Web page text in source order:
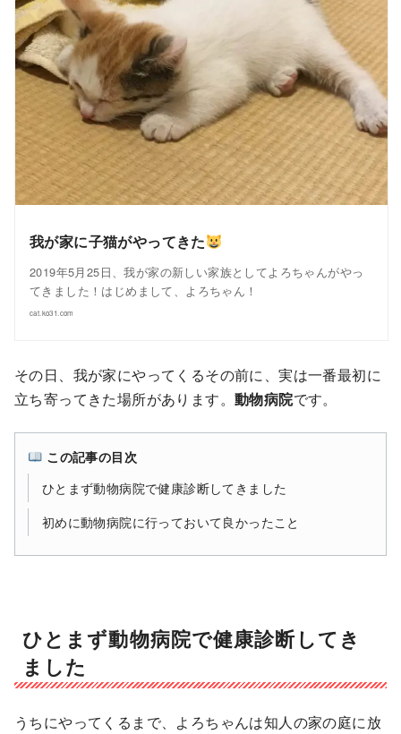
我が家に子猫がやってきた
2019年5月25日、我が家の新しい家族としてよろちゃんがやっ
てきました！はじめまして、よろちゃん！
cat.ko31.com
その日、我が家にやってくるその前に、実は一番最初に
立ち寄ってきた場所があります。 動物病院です。
この記事の目次
ひとまず動物病院で健康診断してきました
初めに動物病院に行っておいて良かったこと
ひとまず動物病院で健康診断してき
ました
うちにやってくるまで、よろちゃんは知人の家の庭に放